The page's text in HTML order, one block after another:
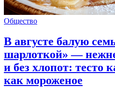
Общество
В августе балую
шарлоткой» —
и без хлопот: тесто
как мороженое